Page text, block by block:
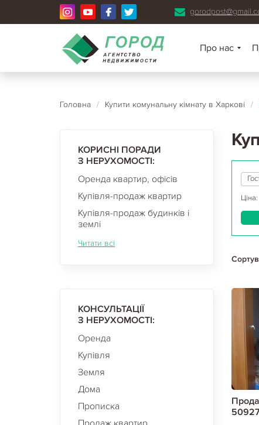
Про нас
Головна / Купити комунальну кімнату в Харкові /
КОРИСНІ ПОРАДИ
З НЕРУХОМОСТІ:
Оренда квартир, офісів
Купівля-продаж квартир
Купівля-продаж будинків і
землі
Читати всі
КОНСУЛЬТАЦІЇ
З НЕРУХОМОСТІ:
Оренда
Купівля
Земля
Дома
Прописка
Ціна: